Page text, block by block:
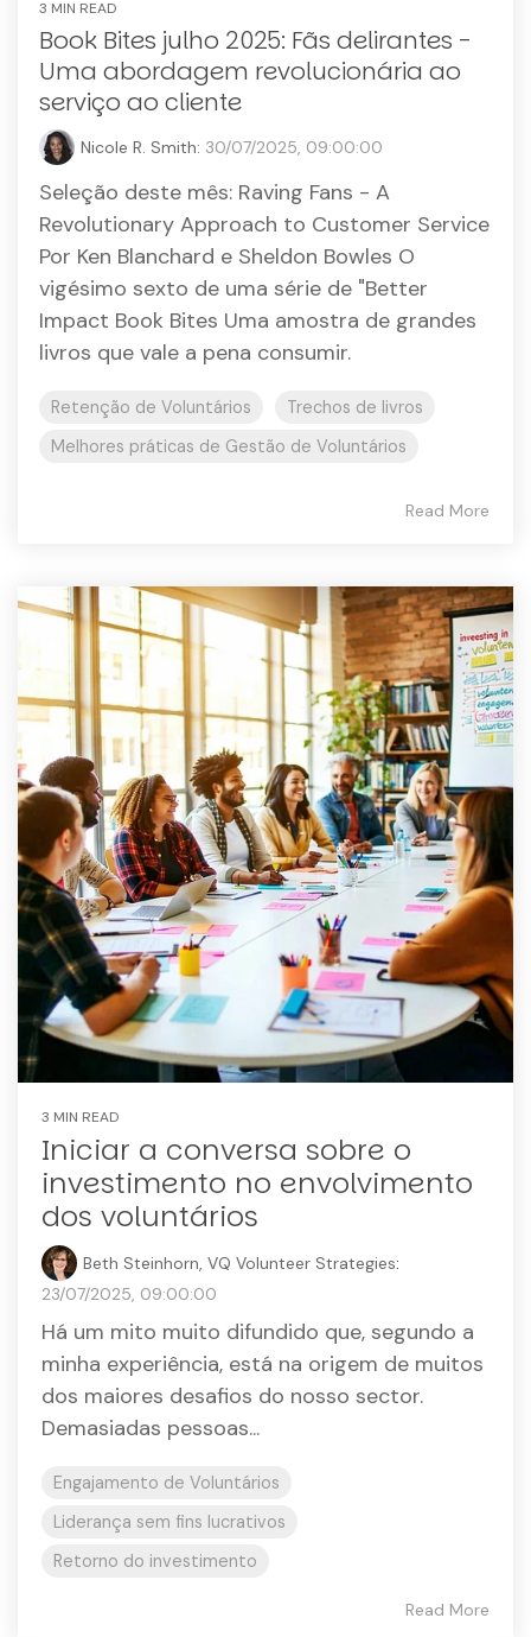
3 MIN READ
Book Bites julho 2025: Fãs delirantes -
Uma abordagem revolucionária ao
serviço ao cliente
Nicole R. Smith: 30/07/2025, 09:00:00
Seleção deste mês: Raving Fans - A
Revolutionary Approach to Customer Service
Por Ken Blanchard e Sheldon Bowles O
vigésimo sexto de uma série de "Better
Impact Book Bites Uma amostra de grandes
livros que vale a pena consumir.
Retenção de Voluntários
Trechos de livros
Melhores práticas de Gestão de Voluntários
Read More
3 MIN READ
Iniciar a conversa sobre o
investimento no envolvimento
dos voluntários
Beth Steinhorn, VQ Volunteer Strategies:
23/07/2025, 09:00:00
Há um mito muito difundido que, segundo a
minha experiência, está na origem de muitos
dos maiores desafios do nosso sector.
Demasiadas pessoas...
Engajamento de Voluntários
Liderança sem fins lucrativos
Retorno do investimento
Read More